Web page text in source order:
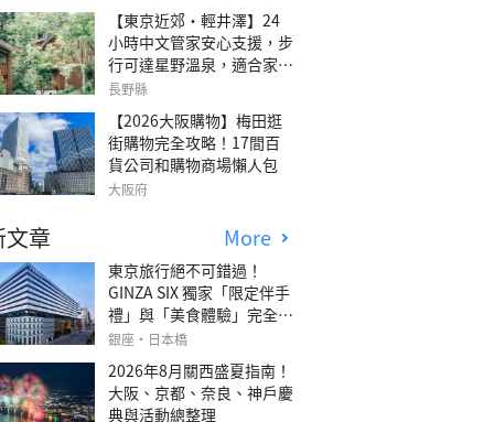
【東京近郊・輕井澤】24
小時中文管家安心支援，步
行可達星野溫泉，適合家庭
旅行、三代同遊與紀念日的
澤森四季VILLA」
長野縣
【2026大阪購物】梅田逛
街購物完全攻略！17間百
貨公司和購物商場懶人包
大阪府
章 More
東京旅行絕不可錯過！
GINZA SIX 獨家「限定伴手
禮」與「美食體驗」完全指
南
銀座・日本橋
2026年8月關西盛夏指南！
大阪、京都、奈良、神戶慶
典與活動總整理